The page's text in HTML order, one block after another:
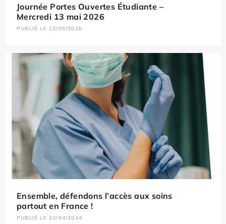
Journée Portes Ouvertes Étudiante –
Mercredi 13 mai 2026
PUBLIÉ LE 12/05/2026
Ensemble, défendons l’accès aux soins
partout en France !
PUBLIÉ LE 23/04/2024